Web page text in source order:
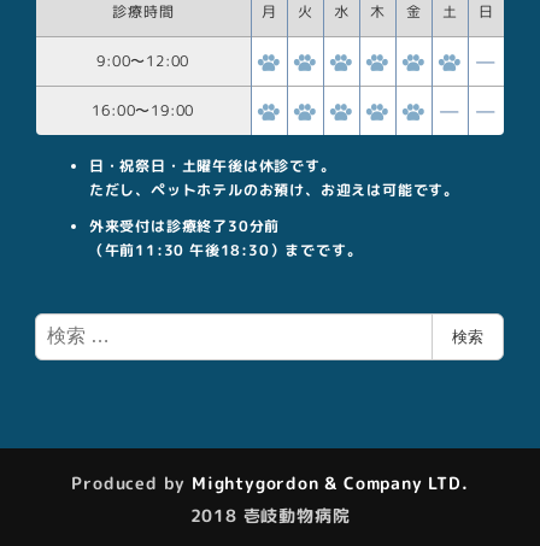
診療時間 月 火 水 木 金 土 日
9:00〜12:00
16:00〜19:00
日・祝祭日・土曜午後は休診です。
ただし、ペットホテルのお預け、お迎えは可能です。
外来受付は診療終了30分前
（午前11:30 午後18:30）までです。
検
索
検索
Produced by Mightygordon & Company LTD.
2018 壱岐動物病院